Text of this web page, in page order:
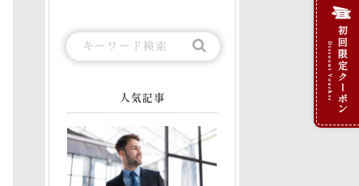
人気記事